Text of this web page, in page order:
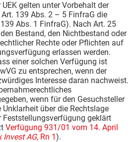
gelten unter Vorbehalt der
139 Abs. 2 – 5 FinfraG die
Abs. 1 FinfraG). Nach Art. 25
Bestand, den Nichtbestand oder
Rechte oder Pflichten auf
erlassen werden.
einer solchen Verfügung ist
zu entsprechen, wenn der
Interesse daran nachweist.
wenn für den Gesuchsteller
über die Rechtslage
Feststellungsverfügung geklärt
Verfügung 931/01 vom 14. April
Invest AG, Rn 1).